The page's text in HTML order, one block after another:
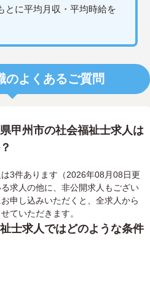
に平均月収・平均時給を
のよくあるご質問
甲州市の社会福祉士求人は
3件あります（2026年08月08日更
求人の他に、非公開求人もござい
お申し込みいただくと、全求人から
ていただきます。
士求人ではどのような条件